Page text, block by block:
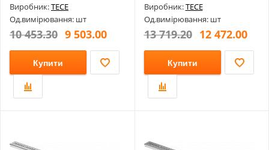
Виробник:TECE
Од.вимірювання: шт
10 453.30 9 503.00
Купити
Виробник:TECE
Од.вимірювання: шт
13 719.20 12 472.00
Купити